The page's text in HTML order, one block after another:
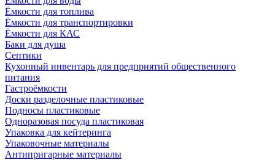
Ёмкости для топлива
Ёмкости для транспортировки
Ёмкости для КАС
Баки для душа
Септики
Кухонный инвентарь для предприятий общественного
питания
Гастроёмкости
Доски разделочные пластиковые
Подносы пластиковые
Одноразовая посуда пластиковая
Упаковка для кейтеринга
Упаковочные материалы
Антипригарные материалы